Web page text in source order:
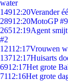
water
14912:20Verander
28912:20MotoGP
26512:19Agent
#2
12112:17Vrouwen
13712:17Huisarts
6912:17Het grote
7112:16Het grote